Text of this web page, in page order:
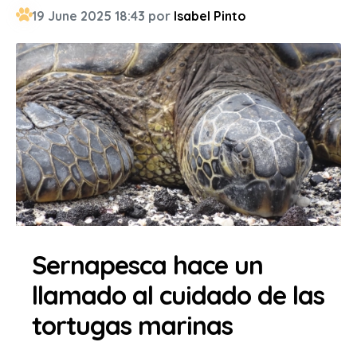
19 June 2025 18:43 por Isabel Pinto
Sernapesca hace un
llamado al cuidado de las
tortugas marinas